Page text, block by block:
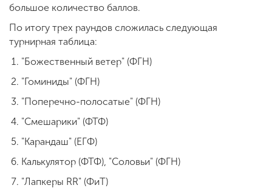
большое количество баллов.
По итогу трех раундов сложилась следующая
турнирная таблица:
"Божественный ветер" (ФГН)
"Гоминиды" (ФГН)
"Поперечно-полосатые" (ФГН)
"Смешарики" (ФТФ)
"Карандаш" (ЕГФ)
Калькулятор (ФТФ), "Соловьи" (ФГН)
"Лапкеры RR" (ФиТ)